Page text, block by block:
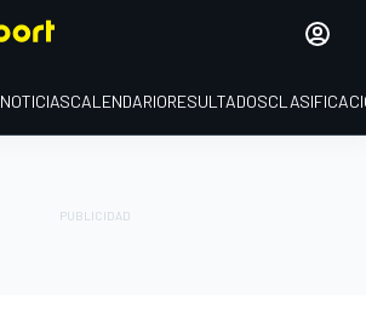
NOTICIASCALENDARIORESULTADOS